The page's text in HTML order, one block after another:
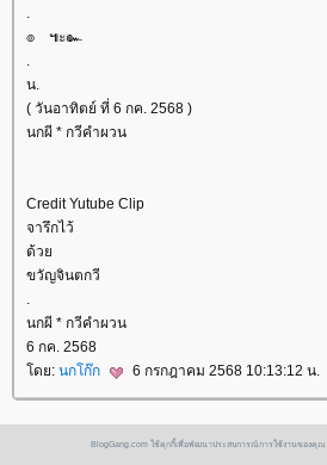
.
๏ ๚ะ๛
.
น.
( วันอาทิตย์ ที่ 6 กค. 2568 )
นกผี * กวีคำผวน
Credit Yutube Clip
จารึกไว้
ด้ว
ขวัญจินตกวี
.
นกผี * กวีคำผวน
6 กค. 2568
ดย: นกโก๊ก 6 กรกฎาคม 2568 10:13:12 น.
BlogGang.com ใช้คุกกี้เพื่อพัฒนาประสบการณ์การใช้งานของคุณ